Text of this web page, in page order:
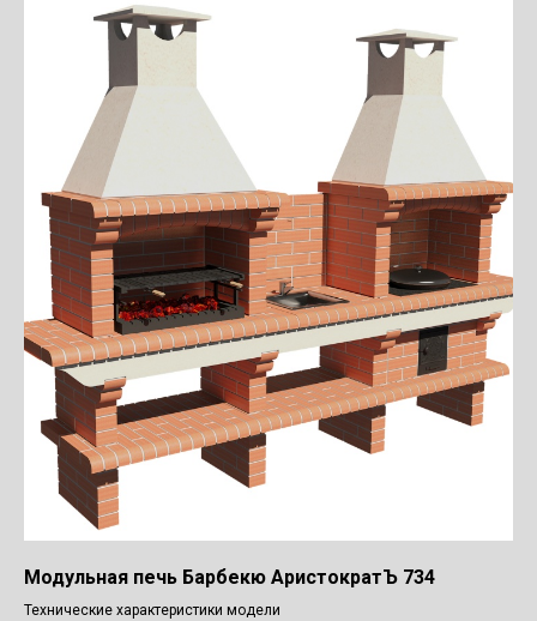
Модульная печь Барбекю АристократЪ 734
Технические характеристики модели